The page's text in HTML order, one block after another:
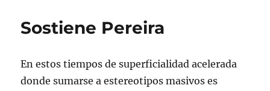
Sostiene Pereira
En estos tiempos de superficialidad acelerada
donde sumarse a estereotipos masivos es